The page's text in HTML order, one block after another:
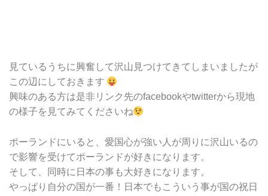
見ているうちに興奮して沢山見つけてきてしまいましたが
この辺にしておきます
興味のある方は是非リンク先のfacebookやtwitterから現地
の様子を見てみてくださいね
ポーランドにいると、愛国心が強い人が周りに沢山いるの
で影響を受けてポーランドが好きになります。
そして、同時に日本の事も大好きになります。
やっぱり自分の国が一番！日本でもこういう事が国の祝日